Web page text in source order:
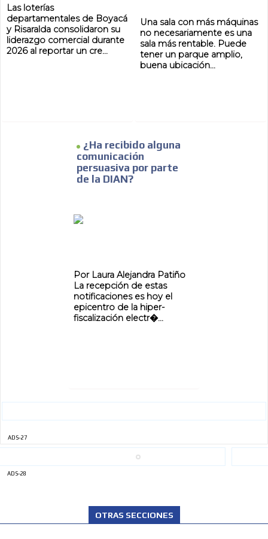
Las loterías
departamentales de Boyacá
y Risaralda consolidaron su
liderazgo comercial durante
2026 al reportar un cre...
Una sala con más máquinas
no necesariamente es una
sala más rentable. Puede
tener un parque amplio,
buena ubicación...
¿Ha recibido alguna
comunicación
persuasiva por parte
de la DIAN?
Por Laura Alejandra Patiño
La recepción de estas
notificaciones es hoy el
epicentro de la hiper-
fiscalización electr�...
ADS-27
ADS-28
OTRAS SECCIONES